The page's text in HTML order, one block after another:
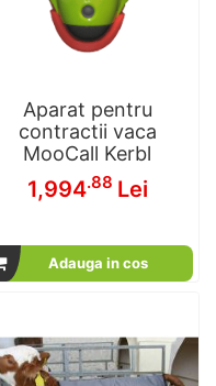
Aparat pentru
contractii vaca
MooCall Kerbl
1,994.88 Lei
Adauga in cos